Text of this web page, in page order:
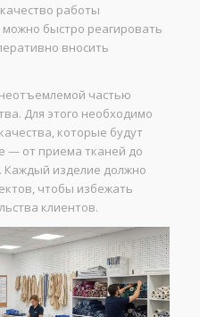
работы
быстро реагировать
вносить
частью
Для этого необходимо
которые будут
— от приема тканей до
Каждый изделие должно
чтобы избежать
клиентов.